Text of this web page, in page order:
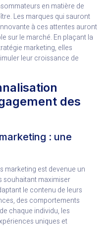
en matière de
Les marques qui sauront
à ces attentes auront
sur le marché. En plaçant la
marketing, elles
leur croissance de
des
: une
marketing est devenue un
souhaitant maximiser
le contenu de leurs
des comportements
chaque individu, les
uniques et